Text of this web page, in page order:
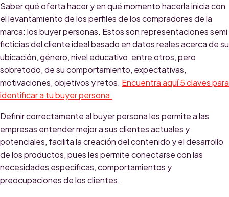
Saber qué oferta hacer y en qué momento hacerla inicia con
el levantamiento de los perfiles de los compradores de la
marca: los buyer personas. Estos son representaciones semi
ficticias del cliente ideal basado en datos reales acerca de su
ubicación, género, nivel educativo, entre otros, pero
sobretodo, de su comportamiento, expectativas,
motivaciones, objetivos y retos. Encuentra aquí 5 claves para
identificar a tu buyer persona.
Definir correctamente al buyer persona les permite a las
empresas entender mejor a sus clientes actuales y
potenciales, facilita la creación del contenido y el desarrollo
de los productos, pues les permite conectarse con las
necesidades específicas, comportamientos y
preocupaciones de los clientes.